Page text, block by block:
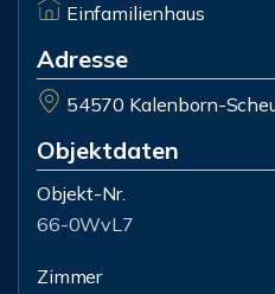
Einfamilienhaus
Adresse
54570 Kalenborn-
Objektdaten
Objekt-Nr.
66-0WvL7
Zimmer